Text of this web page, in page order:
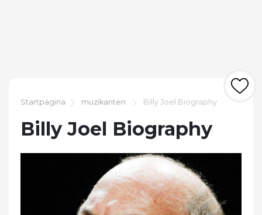
Startpagina muzikanten Billy Joel Biography
Billy Joel Biography